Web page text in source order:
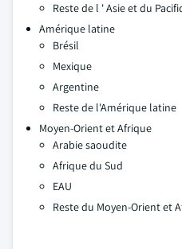
Reste de l ' Asie et du
Amérique latine
Brésil
Mexique
Argentine
Reste de l'Amérique latine
Moyen-Orient et Afrique
Arabie saoudite
Afrique du Sud
EAU
Reste du Moyen-Orient et